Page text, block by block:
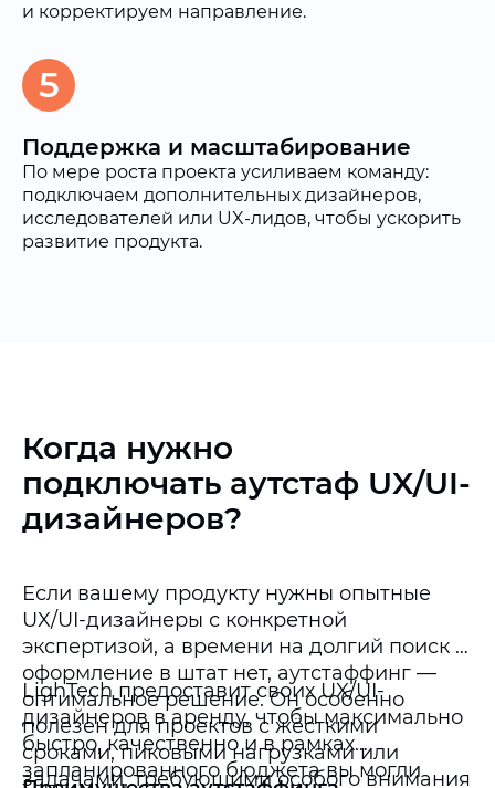
и корректируем направление.
5
Поддержка и масштабирование
По мере роста проекта усиливаем команду:
подключаем дополнительных дизайнеров,
исследователей или UX-лидов, чтобы ускорить
развитие продукта.
Когда нужно
подключать аутстаф UX/UI-
дизайнеров?
Если вашему продукту нужны опытные
UX/UI-дизайнеры с конкретной
экспертизой, а времени на долгий поиск и
оформление в штат нет, аутстаффинг —
оптимальное решение. Он особенно
полезен для проектов с жёсткими
сроками, пиковыми нагрузками или
задачами, требующими особого внимания
LighTech предоставит своих UX/UI-
дизайнеров в аренду, чтобы максимально
быстро, качественно и в рамках
запланированного бюджета вы могли